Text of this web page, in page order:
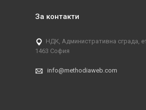
За контакти
НДК, Административна сграда,
1463 София
info@methodiaweb.com